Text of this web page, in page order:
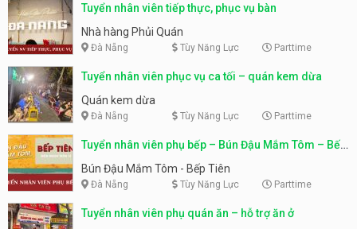
Tuyển nhân viên tiếp thực, phục vụ bàn
Nhà hàng Phủi Quán
Đà Nẵng Tùy Năng Lực Parttime
Tuyển nhân viên phục vụ ca tối – quán kem dừa
Quán kem dừa
Đà Nẵng Tùy Năng Lực Parttime
Tuyển nhân viên phụ bếp – Bún Đậu Mắm Tôm – Bếp
Tiên
Bún Đậu Mắm Tôm - Bếp Tiên
Đà Nẵng Tùy Năng Lực Parttime
Tuyển nhân viên phụ quán ăn – hỗ trợ ăn ở